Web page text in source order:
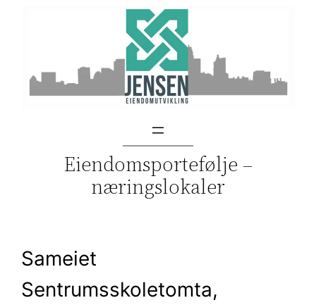
Eiendomsportefølje –
næringslokaler
Sameiet
Sentrumsskoletomta,